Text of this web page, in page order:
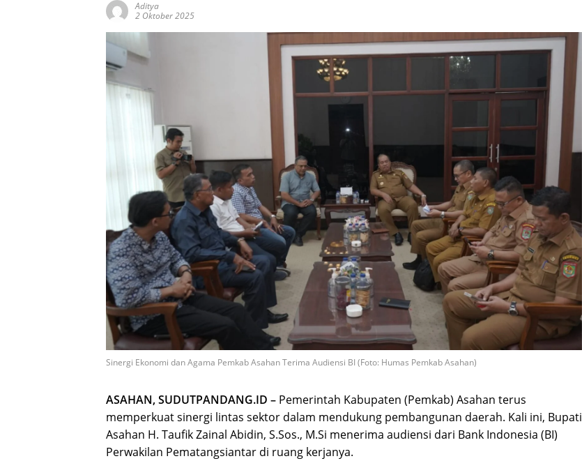
Aditya
2 Oktober 2025
Sinergi Ekonomi dan Agama Pemkab Asahan Terima Audiensi BI (Foto: Humas Pemkab Asahan)
ASAHAN, SUDUTPANDANG.ID – Pemerintah Kabupaten (Pemkab) Asahan terus
memperkuat sinergi lintas sektor dalam mendukung pembangunan daerah. Kali ini, Bupati
Asahan H. Taufik Zainal Abidin, S.Sos., M.Si menerima audiensi dari Bank Indonesia (BI)
Perwakilan Pematangsiantar di ruang kerjanya.